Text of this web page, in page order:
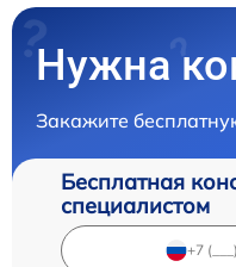
Нужна
Закажите
Бесплатная
специалистом